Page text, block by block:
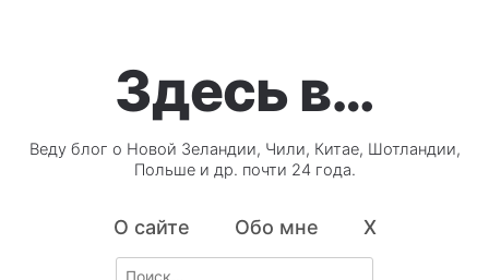
Здесь в…
Веду блог о Новой Зеландии, Чили, Китае, Шотландии,
Польше и др. почти 24 года.
О сайте Обо мне X
Search